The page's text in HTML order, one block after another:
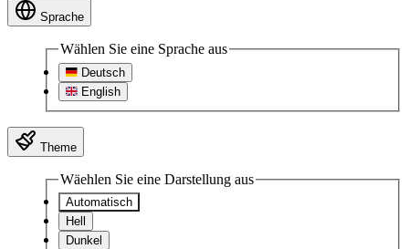
Sprache
Wählen Sie eine Sprache aus
Deutsch
English
Theme
Wäehlen Sie eine Darstellung aus
Automatisch
Hell
Dunkel